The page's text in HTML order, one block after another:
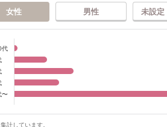
女性 男性 未設定
代
〜
計しています。